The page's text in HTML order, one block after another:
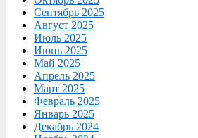
Сентябрь 2025
Август 2025
Июль 2025
Июнь 2025
Май 2025
Апрель 2025
Март 2025
Февраль 2025
Январь 2025
Декабрь 2024